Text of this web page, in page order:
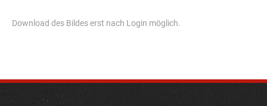
Download des Bildes erst nach Login möglich.